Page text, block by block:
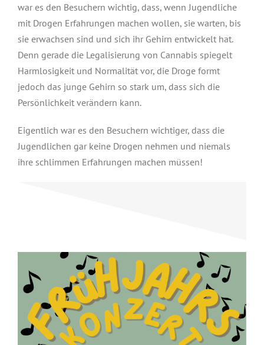
war es den Besuchern wichtig, dass, wenn Jugendliche
mit Drogen Erfahrungen machen wollen, sie warten, bis
sie erwachsen sind und sich ihr Gehirn entwickelt hat.
Denn gerade die Legalisierung von Cannabis spiegelt
Harmlosigkeit und Normalität vor, die Droge formt
jedoch das junge Gehirn so stark um, dass sich die
Persönlichkeit verändern kann.
Eigentlich war es den Besuchern wichtiger, dass die
Jugendlichen gar keine Drogen nehmen und niemals
ihre schlimmen Erfahrungen machen müssen!